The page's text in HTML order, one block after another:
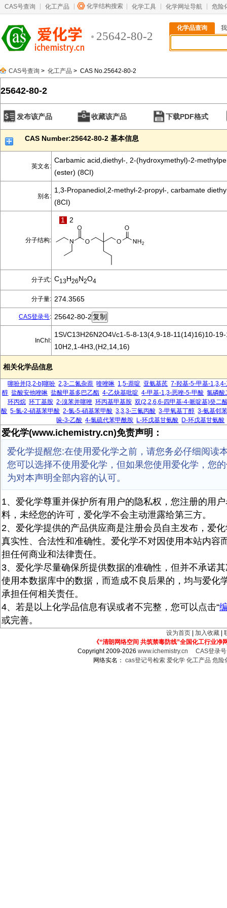
CAS号查询 化工产品 化学结构搜索 化学工具 化学网址导航 危险
25642-80-2
化学品查询
CAS号查询 > 化工产品 > CAS No.25642-80-2
25642-80-2
发布该产品 收藏该产品 下载PDF格式
CAS Number:25642-80-2 基本信息
英文名:
Carbamic acid,diethyl-, 2-(hydroxymethyl)-2-
(ester) (8CI)
别名:
1,3-Propanediol,2-methyl-2-propyl-, carbamate
(8CI)
分子结构:
1 2
分子式: C13H26N2O4
分子量: 274.3565
CAS登录号: 25642-80-2
InChI:
1S\/C13H26N2O4\/c1-5-8-13(4,9-18-11(14)16)10-
10H2,1-4H3,(H2,14,16)
相关化学品信息
噻吩并[3,2-b]噻吩 2,3-二氮杂萘 喹唑啉 1,5-萘啶 亚氨基芪 7-羟基-5-甲基-
醇 盐酸安他唑啉 盐酸甲基多巴乙酯 4-乙炔基吡啶 4-甲基-1,3-恶唑-5-甲酸 氯磷酸
环丙烷 环丁基胺 2-溴苯并噻唑 环丙基甲基胺 双(2,2,6,6-四甲基-4-哌啶基)癸二
酸 5-氯-2-硝基苯甲酸 2-氯-5-硝基苯甲酸 3,3,3-三氟丙酸 3-甲氧基丁醇 3-氨基邻
哚-3-乙酸 4-氯硫代苯甲酰胺 L-环戊基甘氨酸 D-环戊基甘氨酸
爱化学(www.ichemistry.cn)免责声明：
爱化学提醒您:在使用爱化学之前，请您务必仔细阅读
您可以选择不使用爱化学，但如果您使用爱化学，您
为对本声明全部内容的认可。
1、爱化学尊重并保护所有用户的隐私权，您注册的用
料，未经您的许可，爱化学不会主动泄露给第三方。
2、爱化学提供的产品供应商是注册会员自主发布，爱
真实性、合法性和准确性。爱化学不对因使用本站内容
担任何商业和法律责任。
3、爱化学尽量确保所提供数据的准确性，但并不承诺
使用本数据库中的数据，而造成不良后果的，均与爱化
承担任何相关责任。
4、若是以上化学品信息有误或者不完整，您可以点击“
或完善。
设为首页 加入收藏
《“清朗网络空间 共筑禁毒防线”全国化工行业净
Copyright 2009-2026www.ichemistry.cn
CAS登录
网络实名： cas登记号检索 爱化学 化工产品 危险